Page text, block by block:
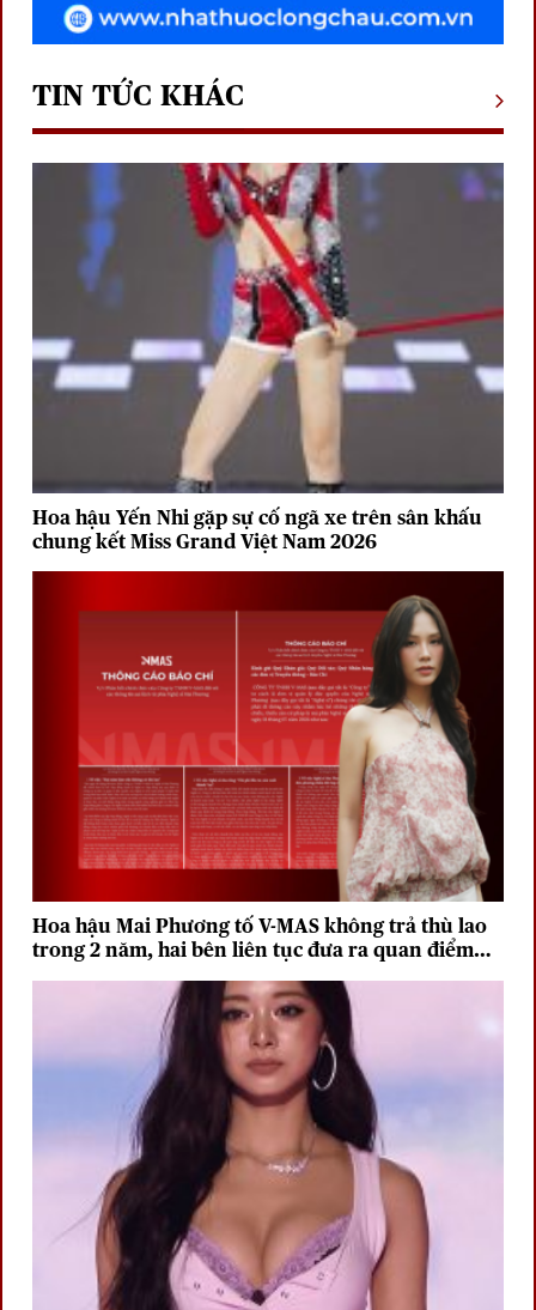
TIN TỨC KHÁC
Hoa hậu Yến Nhi gặp sự cố ngã xe trên sân khấu
chung kết Miss Grand Việt Nam 2026
Hoa hậu Mai Phương tố V-MAS không trả thù lao
trong 2 năm, hai bên liên tục đưa ra quan điểm
trái chiều